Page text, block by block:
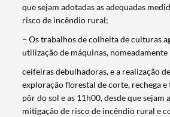
Filtros
que sejam adotadas as adequadas
risco de incêndio rural;
− Os trabalhos de colheita de culturas
utilização de máquinas, nomeadamente
ceifeiras debulhadoras, e a realização
exploração florestal de corte, rechega
pôr do sol e as 11h00, desde que sejam
mitigação de risco de incêndio rural e